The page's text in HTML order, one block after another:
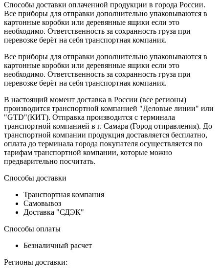
Способы доставки оплаченной продукции в города России.
Все приборы для отправки дополнительно упаковываются в
картонные коробки или деревянные ящики если это
необходимо. Ответственность за сохранность груза при
перевозке берёт на себя транспортная компания.
Все приборы для отправки дополнительно упаковываются в
картонные коробки или деревянные ящики если это
необходимо. Ответственность за сохранность груза при
перевозке берёт на себя транспортная компания.
В настоящий момент доставка в России (все регионы)
производится транспортной компанией "Деловые линии" или
"GTD"(КИТ). Отправка производится с терминала
транспортной компанией в г. Самара (Город отправления). До
транспортной компании продукция доставляется бесплатно,
оплата до терминала города покупателя осуществляется по
тарифам транспортной компании, которые можно
предварительно посчитать.
Способы доставки
Транспортная компания
Самовывоз
Доставка "СДЭК"
Способы оплаты
Безналичный расчет
Регионы доставки: